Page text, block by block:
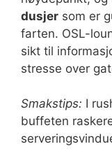
dusjer som er
farten. OSL-
sikt til
stresse over
Smakstips: I
buffeten